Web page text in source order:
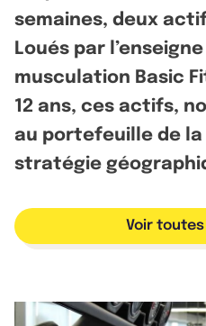
semaines, deux
Loués par
musculation Basic
12 ans, ces actifs,
au portefeuille de la
stratégie
Voir toutes